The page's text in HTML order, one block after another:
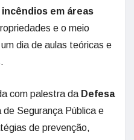
em áreas
e o meio
dia de aulas teóricas e
com palestra da Defesa
Segurança Pública e
de prevenção,